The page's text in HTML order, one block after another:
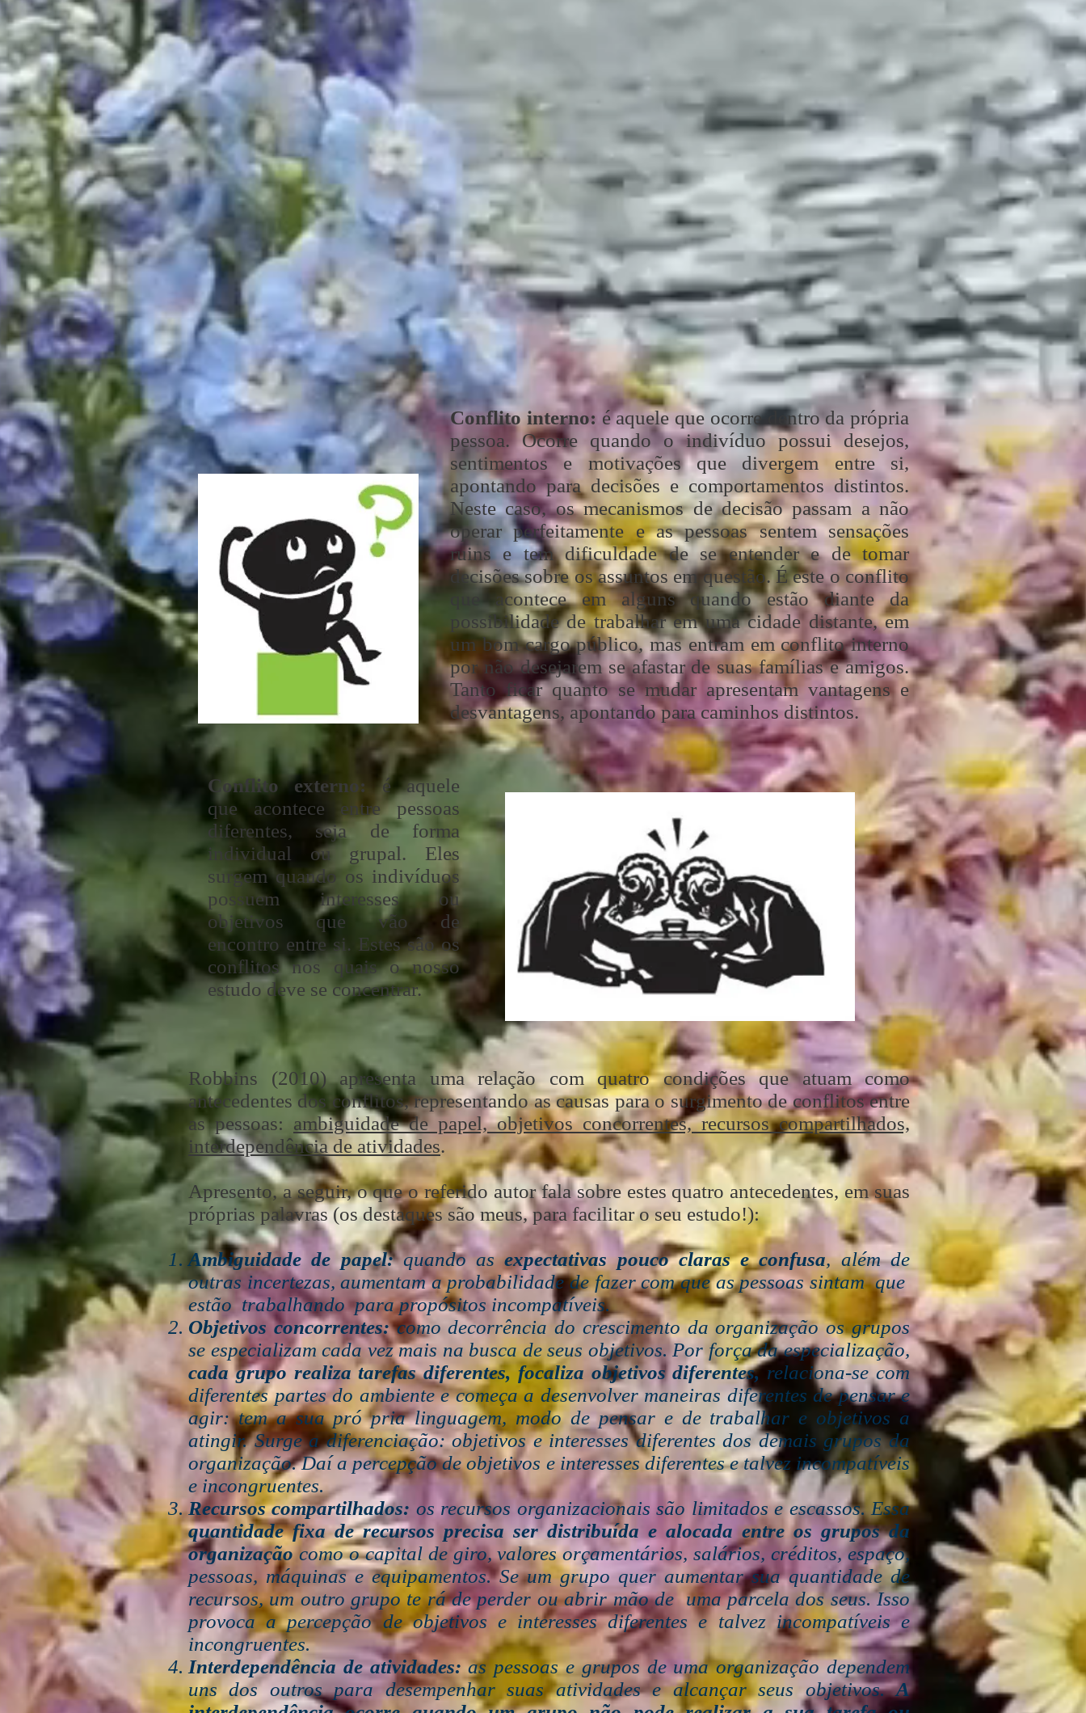
Para que o conflito exista é fundamental que haja alguma oposição
incompatibilidade
de interesses ou objetivos. Neste sentido, para que um conflito
se torne real,
é preciso que haja uma interferência deliberada de uma das partes envolvidas.
Chiavenato (2010) destaca que "a interferência pode ser ativa (mediante ação para
provocar obstáculos, bloqueios ou impedimentos) ou passiva (mediante omissão).
Assim, o conflito é muito mais do que um simples desacordo ou divergência: constitui
uma interferência ativa ou passiva, mas deliberada para impor um bloqueio sobre a
tentativa da outra parte de alcançar os seus objetivos".
De forma mais ampla, Robbins (2010) define conflito como sendo "um processo que tem
inicio quando alguém percebe que outra parte afeta, ou pode afetar, negativamente
alguma coisa que considera importante".
Quando pensamos em conflito, tipicamente associamos a problemas entre pessoas ou
grupos de pessoas. Apesar disso, devemos ter em conta que os conflitos podem ser
internosouexternos
Conflito interno: é aquele que ocorre dentro da própria
pessoa. Ocorre quando o indivíduo possui desejos,
sentimentos e motivações que divergem entre si,
apontando para decisões e comportamentos distintos.
Neste caso, os mecanismos de decisãopassam a não
operar perfeitamente e as pessoas sentem sensações
ruins e tem dificuldade de se entender e de tomar
decisões sobre os assuntos em questão. É este o conflito
que acontece em alguns quando estão diante da
possibilidade de trabalhar em uma cidade distante, em
um bom cargo público, mas entram em conflito interno
por não desejarem se afastar de suas famílias e amigos.
Tanto ficar quanto se mudar apresentam vantagens e
desvantagens, apontando para caminhos distintos.
Conflito externo:é aquele
que acontece entre pessoas
diferentes, seja de forma
individual ou grupal. Eles
surgem quando os indivíduos
possuem interesses ou
objetivos que vão de
encontro entre si. Estes são os
conflitos nos quais o nosso
estudo deve se concentrar.
Robbins (2010) apresenta uma relação com quatro condições que atuam como
antecedentes dos conflitos, representando as causas para o surgimento de conflitos entre
as pessoas: ambiguidade de papel, objetivos concorrentes, recursos compartilhados,
interdependência de atividades.
Apresento, a seguir, o que o referido autor fala sobre estes quatro antecedentes, em suas
próprias palavras (os destaques são meus, para facilitar o seu estudo!):
Ambiguidade de papel:quando asexpectativas pouco claras e confusa, além de
outras incertezas, aumentam a probabilidade de fazer com que as pessoas sintam que
estão trabalhando para propósitos incompatíveis.
Objetivos concorrentes:como decorrência do crescimento da organização os grupos
se especializam cada vez mais na busca de seus objetivos. Por força da especialização,
cada grupo realiza tarefas diferentes, focaliza objetivos diferentes,relaciona-se com
diferentes partes do ambiente e começa a desenvolver maneiras diferentes de pensar e
agir: tem a sua pró pria linguagem, modo de pensar e de trabalhar e objetivos a
atingir. Surge a diferenciação: objetivos e interesses diferentes dos demais grupos da
organização. Daí a percepção de objetivos e interesses diferentes e talvez incompatíveis
e incongruentes.
Recursos compartilhados: os recursos organizacionais são limitados e escassos. Essa
quantidade fixa de recursos precisa ser distribuída e alocada entre os grupos da
organizaçãocomo o capital de giro, valores orçamentários, salários, créditos, espaço,
pessoas, máquinas e equipamentos. Se um grupo quer aumentar sua quantidade de
recursos, um outro grupo te rá de perder ou abrir mão de uma parcela dos seus. Isso
provoca a percepção de objetivos e interesses diferentes e talvez incompatíveis e
incongruentes.
Interdependência de atividades:as pessoas e grupos de uma organização dependem
uns dos outros para desempenhar suas atividades e alcançar seus objetivos.A